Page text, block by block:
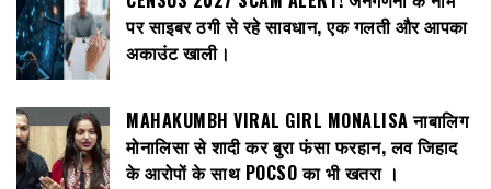
पर साइबर ठगी से रहे सावधान, एक गलती और आपका
अकाउंट खाली।
MAHAKUMBH VIRAL GIRL MONALISA नाबालिग
मोनालिसा से शादी कर बुरा फंसा फरहान, लव जिहाद
के आरोपों के साथ POCSO का भी खतरा ।